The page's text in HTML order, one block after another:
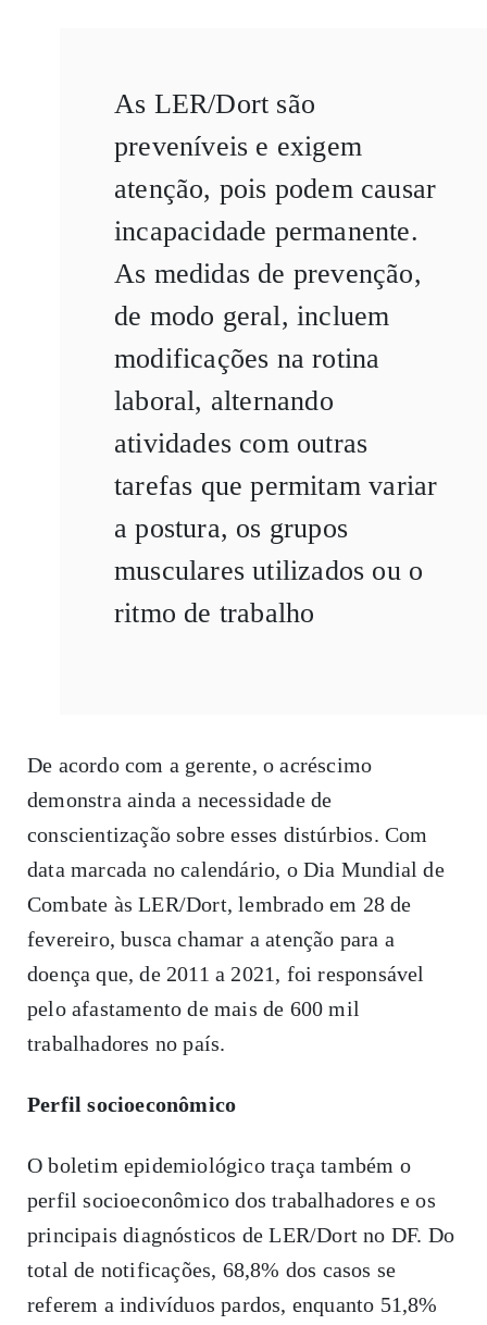
As LER/Dort são
preveníveis e exigem
atenção, pois podem causar
incapacidade permanente.
As medidas de prevenção,
de modo geral, incluem
modificações na rotina
laboral, alternando
atividades com outras
tarefas que permitam variar
a postura, os grupos
musculares utilizados ou o
ritmo de trabalho
De acordo com a gerente, o acréscimo
demonstra ainda a necessidade de
conscientização sobre esses distúrbios. Com
data marcada no calendário, o Dia Mundial de
Combate às LER/Dort, lembrado em 28 de
fevereiro, busca chamar a atenção para a
doença que, de 2011 a 2021, foi responsável
pelo afastamento de mais de 600 mil
trabalhadores no país.
Perfil socioeconômico
O boletim epidemiológico traça também o
perfil socioeconômico dos trabalhadores e os
principais diagnósticos de LER/Dort no DF. Do
total de notificações, 68,8% dos casos se
referem a indivíduos pardos, enquanto 51,8%